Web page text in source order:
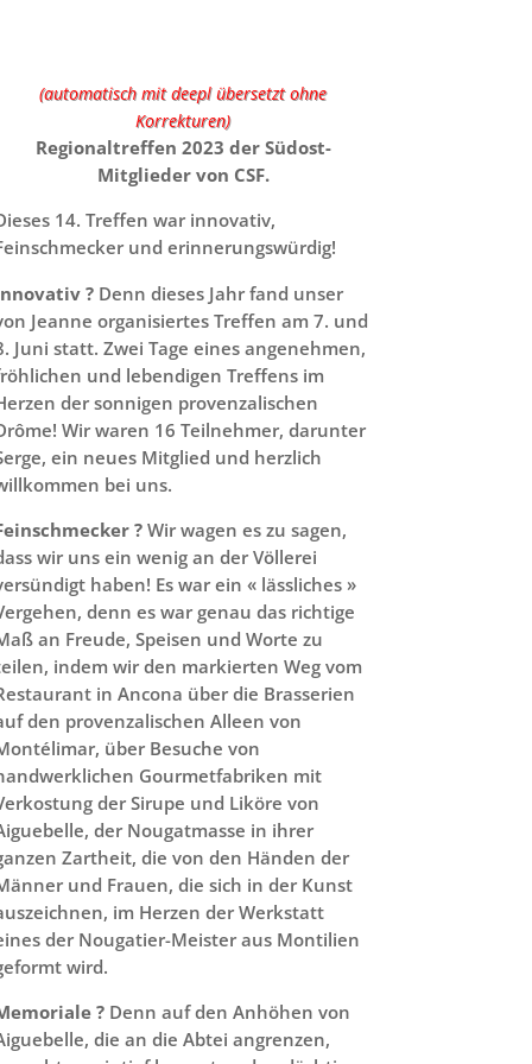
(automatisch mit deepl übersetzt ohne
Korrekturen)
Regionaltreffen 2023 der Südost-
Mitglieder von CSF.
14. Treffen war innovativ,
und erinnerungswürdig!
?Denn dieses Jahr fand unser
Jeanne organisiertes Treffen am 7. und
Juni statt. Zwei Tage eines angenehmen,
und lebendigen Treffens im
der sonnigen provenzalischen
Wir waren 16 Teilnehmer, darunter
ein neues Mitglied und herzlich
bei uns.
?Wir wagen es zu sagen,
wir uns ein wenig an der Völlerei
haben! Es war ein « lässliches »
denn es war genau das richtige
an Freude, Speisen und Worte zu
indem wir den markierten Weg vom
in Ancona über die Brasserien
den provenzalischen Alleen von
über Besuche von
Gourmetfabriken mit
der Sirupe und Liköre von
der Nougatmasse in ihrer
Zartheit, die von den Händen der
und Frauen, die sich in der Kunst
im Herzen der Werkstatt
der Nougatier-Meister aus Montilien
wird.
?Denn auf den Anhöhen von
die an die Abtei angrenzen,